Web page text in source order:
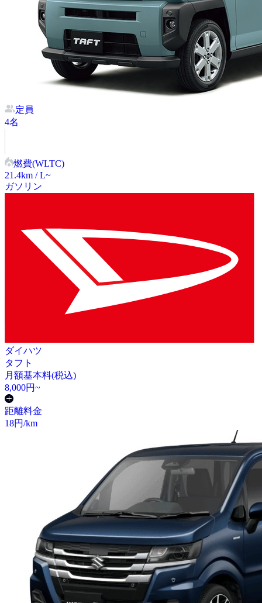
定員
4名
燃費(WLTC)
21.4km / L~
ガソリン
ダイハツ
タフト
月額基本料(税込)
8,000円~
距離料金
18円/km